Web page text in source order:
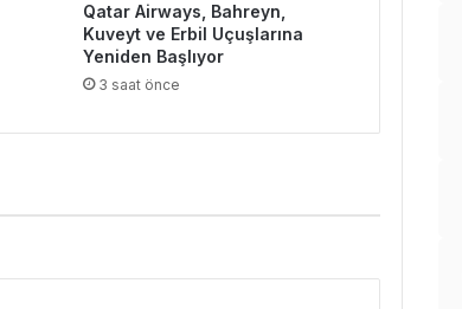
Qatar Airways, Bahreyn,
Kuveyt ve Erbil Uçuşlarına
Yeniden Başlıyor
3 saat önce